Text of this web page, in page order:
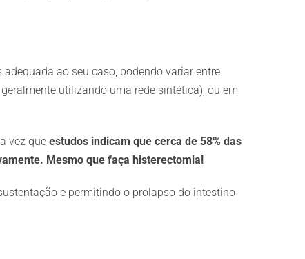
ao seu caso, podendo variar entre
utilizando uma rede sintética), ou em
vez que estudos indicam que cerca de 58% das
Mesmo que faça histerectomia!
e permitindo o prolapso do intestino